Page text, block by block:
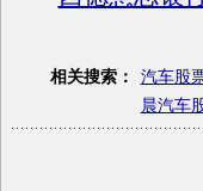
相关搜索： 汽车股
晨汽车